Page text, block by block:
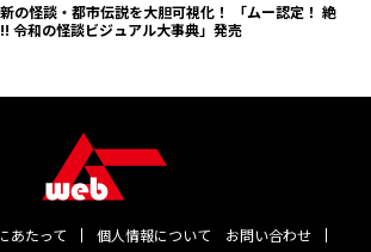
の怪談・都市伝説を大胆可視化！ 「ムー認定！ 絶
令和の怪談ビジュアル大事典」発売
あたって 個人情報について お問い合わせ